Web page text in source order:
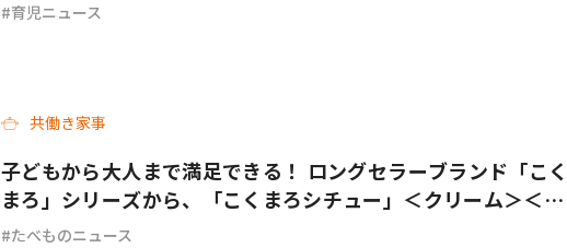
育児ニュース
共働き家事
子どもから大人まで満足できる！ ロングセラーブランド「こく
まろ」シリーズから、「こくまろシチュー」＜クリーム＞＜ビ
ーフ＞が新発売
たべものニュース